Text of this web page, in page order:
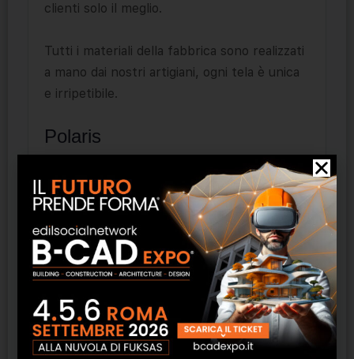
clienti solo il meglio.
Tutti i materiali della fabbrica sono realizzati
a mano dai nostri artigiani, ogni tela è unica
e irripetibile.
Polaris
La superficie ha un delicato rilievo ed è
composta da due strati: il primo emette un
nobile luccichio, il secondo è un
rivestimento opaco e leggero attraverso il
quale penetra una “luce satinata”. Spessore
1 mm. La dimensione massima della tela è di
3,20×8,0 metri. La base è in tela non
tessuta Copertura – intonaco decorativo.